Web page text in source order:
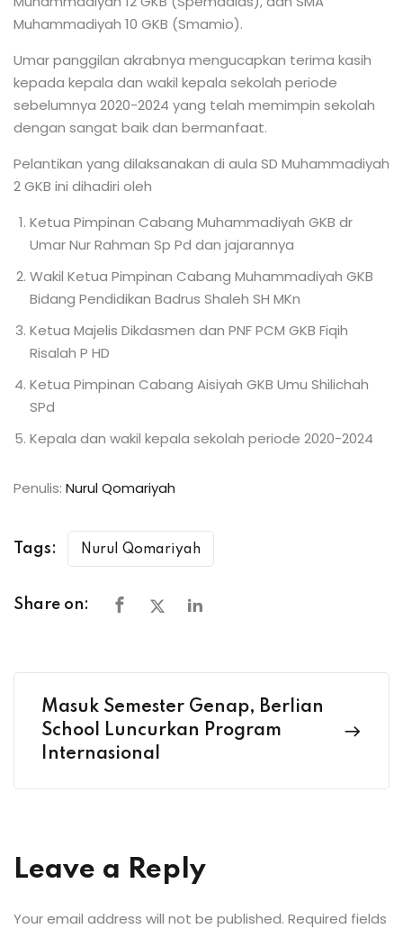
Muhammadiyah 10 GKB (Smamio).
Umar panggilan akrabnya mengucapkan terima kasih
kepada kepala dan wakil kepala sekolah periode
sebelumnya 2020-2024 yang telah memimpin sekolah
dengan sangat baik dan bermanfaat.
Pelantikan yang dilaksanakan di aula SD Muhammadiyah
2 GKB ini dihadiri oleh
Ketua Pimpinan Cabang Muhammadiyah GKB dr
Umar Nur Rahman Sp Pd dan jajarannya
Wakil Ketua Pimpinan Cabang Muhammadiyah GKB
Bidang Pendidikan Badrus Shaleh SH MKn
Ketua Majelis Dikdasmen dan PNF PCM GKB Fiqih
Risalah P HD
Ketua Pimpinan Cabang Aisiyah GKB Umu Shilichah
SPd
Kepala dan wakil kepala sekolah periode 2020-2024
Penulis: Nurul Qomariyah
Tags: Nurul Qomariyah
Share on:
Masuk Semester Genap, Berlian
School Luncurkan Program
Internasional
Leave a Reply
Your email address will not be published. Required fields